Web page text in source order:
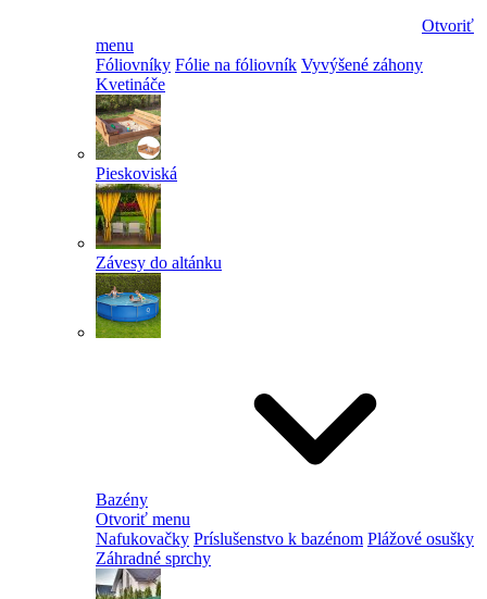
Otvoriť
menu
Fóliovníky Fólie na fóliovník Vyvýšené záhony
Kvetináče
Pieskoviská
Závesy do altánku
Bazény
Otvoriť menu
Nafukovačky Príslušenstvo k bazénom Plážové osušky
Záhradné sprchy